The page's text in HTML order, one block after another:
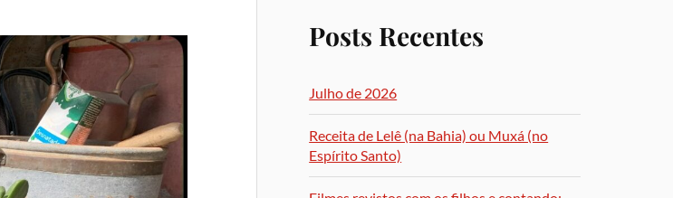
Posts Recentes
Julho de 2026
Receita de Lelê (na Bahia) ou Muxá (no
Espírito Santo)